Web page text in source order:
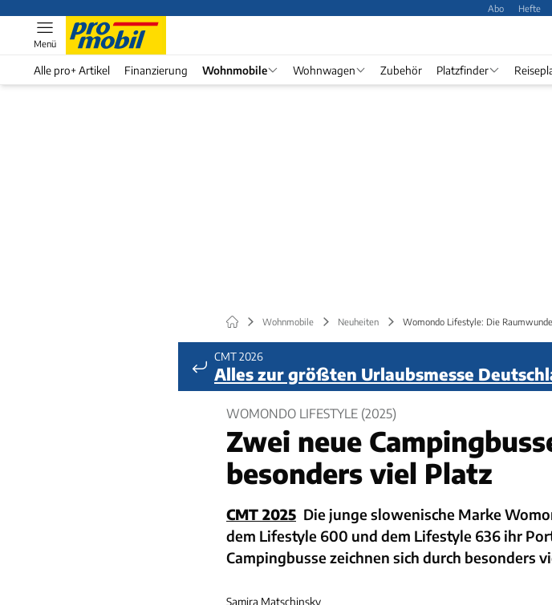
Abo Hefte
Menü
Alle pro+ Artikel Finanzierung Wohnmobile Wohnwagen Zubehör Platzfinder
Wohnmobile Neuheiten Womondo Lifestyle: Die
CMT 2026
Alles zur größten Urlaubsmesse
WOMONDO LIFESTYLE (2025)
Zwei neue
besonders viel Platz
CMT 2025 Die junge slowenische Marke
dem Lifestyle 600 und dem Lifestyle 636 ihr
Campingbusse zeichnen sich durch besonders
Samira Matschinsky